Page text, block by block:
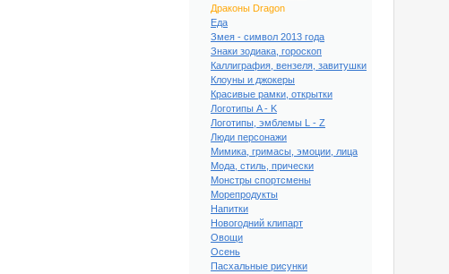
Драконы Dragon
Еда
Змея - символ 2013 года
Знаки зодиака, гороскоп
Каллиграфия, вензеля, завитушки
Клоуны и джокеры
Красивые рамки, открытки
Логотипы A - K
Логотипы, эмблемы L - Z
Люди персонажи
Мимика, гримасы, эмоции, лица
Мода, стиль, прически
Монстры спортсмены
Морепродукты
Напитки
Новогодний клипарт
Овощи
Осень
Пасхальные рисунки